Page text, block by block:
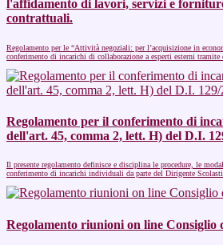
l'affidamento di lavori, servizi e
contrattuali.
Regolamento per le “Attività negoziali: per l’acquisizione in
conferimento di incarichi di collaborazione a esperti esterni tramite
Regolamento per il conferimento di
dell'art. 45, comma 2, lett. H) del D.I.
Il presente regolamento definisce e disciplina le procedure, le
conferimento di incarichi individuali da parte del Dirigente
Regolamento riunioni on line Consiglio